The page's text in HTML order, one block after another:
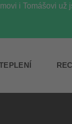
i Tomášovi už